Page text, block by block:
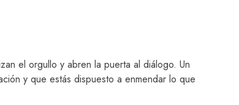
el orgullo y abren la puerta al diálogo. Un
y que estás dispuesto a enmendar lo que